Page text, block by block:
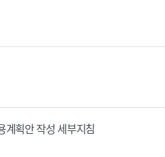
계획안 작성 세부지침